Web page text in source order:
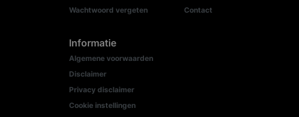
Wachtwoord vergeten
Informatie
Algemene voorwaarden
Disclaimer
Privacy disclaimer
Cookie instellingen
Contact